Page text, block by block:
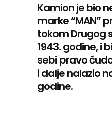
Kamion je bio
marke “MAN”
tokom Drugog
1943. godine, i
sebi pravo
i dalje nalazio
godine.